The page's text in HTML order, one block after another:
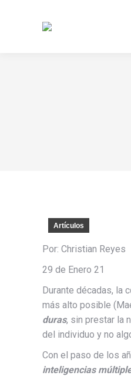
Artículos
Por: Christian Reyes
29 de Enero 21
Durante décadas, la
más alto posible
duras, sin prestar la
del individuo y no
Con el paso de los
inteligencias